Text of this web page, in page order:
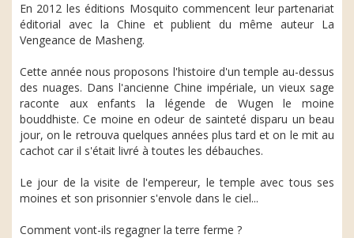
En 2012 les éditions Mosquito commencent leur partenariat
éditorial avec la Chine et publient du même auteur La
Vengeance de Masheng.
Cette année nous proposons l'histoire d'un temple au-dessus
des nuages. Dans l'ancienne Chine impériale, un vieux sage
raconte aux enfants la légende de Wugen le moine
bouddhiste. Ce moine en odeur de sainteté disparu un beau
jour, on le retrouva quelques années plus tard et on le mit au
cachot car il s'était livré à toutes les débauches.
Le jour de la visite de l'empereur, le temple avec tous ses
moines et son prisonnier s'envole dans le ciel...
Comment vont-ils regagner la terre ferme ?